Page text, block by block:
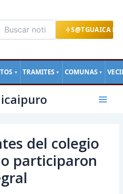
S@TGUAICA
▼ TRAMITES ▼ COMUNAS ▼
Main
del colegio
participaron